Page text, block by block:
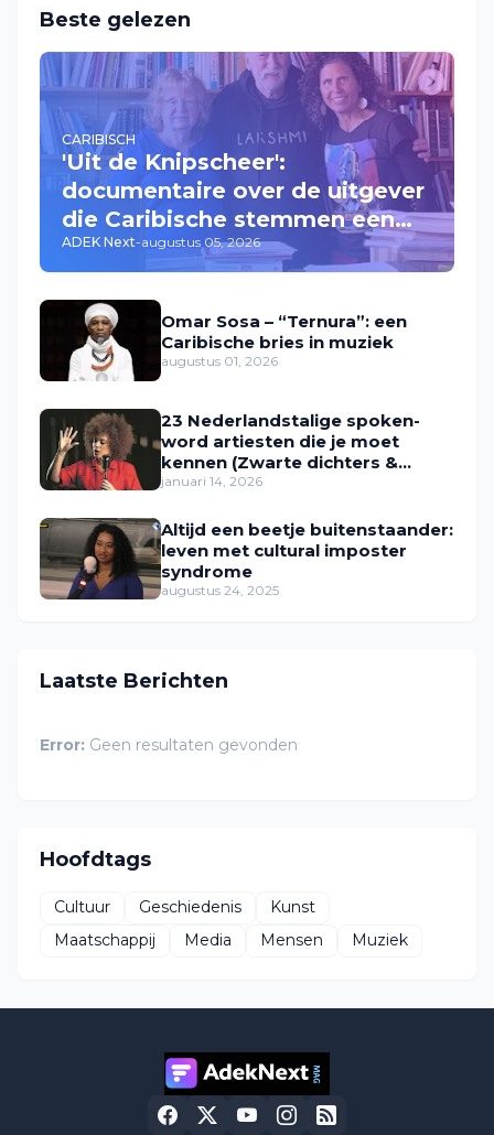
Beste gelezen
CARIBISCH
'Uit de Knipscheer':
documentaire over de uitgever
die Caribische stemmen een
plek gaf
ADEK Next-augustus 05, 2026
Omar Sosa – “Ternura”: een
Caribische bries in muziek
augustus 01, 2026
23 Nederlandstalige spoken-
word artiesten die je moet
kennen (Zwarte dichters &
performers in Nederland)
januari 14, 2026
Altijd een beetje buitenstaander:
leven met cultural imposter
syndrome
augustus 24, 2025
Laatste Berichten
Error: Geen resultaten gevonden
Hoofdtags
Cultuur Geschiedenis
Kunst
Maatschappij
Media Mensen Muziek